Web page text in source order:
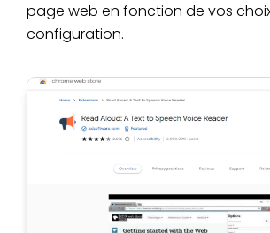
page web en fonction de vos
configuration.